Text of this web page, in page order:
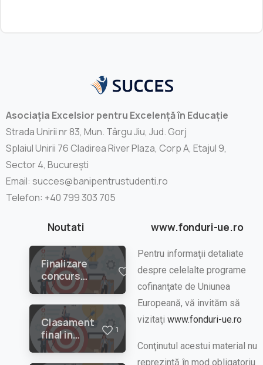
Asociația Excelsior pentru Excelență în Educație
Strada Unirii nr 83, Mun. Târgu Jiu, Jud. Gorj
Splaiul Unirii 76 Cladirea River Plaza, Corp A, Etajul 9,
Sector 4, București
Email: succes@banipentrustudenti.ro
Telefon: +40 799 303 705
Noutati
Finalizare
concurs
planuri de
cadrul
proiectului
”SUCCES:
Studiile
Clasament
final in
urma
1
www.fonduri-ue.ro
Pentru informaţii detaliate
despre celelalte programe
cofinanţate de Uniunea
Europeană, vă invităm să
vizitaţi www.fonduri-ue.ro
Conţinutul acestui material nu
reprezintă în mod obligatoriu